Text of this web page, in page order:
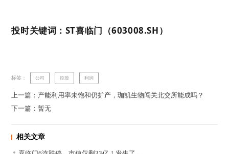
投时关键词：ST喜临门（603008.SH）
标签： 公司 控股 利润
上一篇：产能利用率未饱和仍扩产，珈凯生物闯关北交所能成吗？
下一篇：暂无
相关文章